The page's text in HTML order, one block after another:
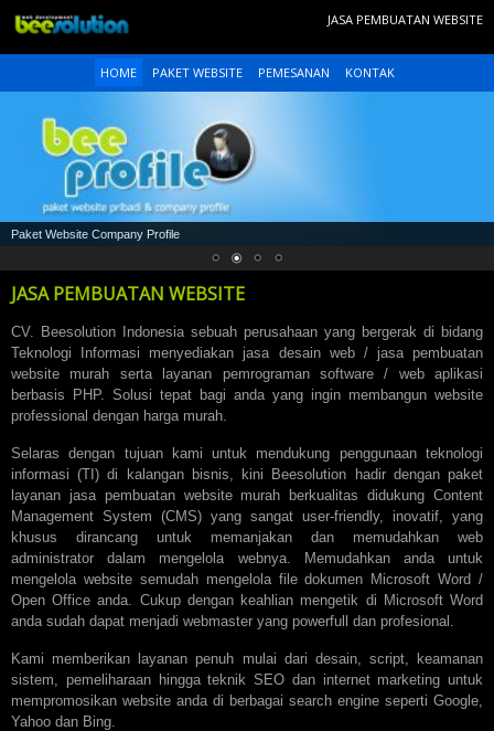
JASA PEMBUATAN WEBSITE
HOME PAKET WEBSITE PEMESANAN KONTAK
Paket Website Company Profile
JASA PEMBUATAN WEBSITE
CV. Beesolution Indonesia sebuah perusahaan yang bergerak di bidang
Teknologi Informasi menyediakan jasa desain web / jasa pembuatan
website murah serta layanan pemrograman software / web aplikasi
berbasis PHP. Solusi tepat bagi anda yang ingin membangun website
professional dengan harga murah.
Selaras dengan tujuan kami untuk mendukung penggunaan teknologi
informasi (TI) di kalangan bisnis, kini Beesolution hadir dengan paket
layanan jasa pembuatan website murah berkualitas didukung Content
Management System (CMS) yang sangat user-friendly, inovatif, yang
khusus dirancang untuk memanjakan dan memudahkan web
administrator dalam mengelola webnya. Memudahkan anda untuk
mengelola website semudah mengelola file dokumen Microsoft Word /
Open Office anda. Cukup dengan keahlian mengetik di Microsoft Word
anda sudah dapat menjadi webmaster yang powerfull dan profesional.
Kami memberikan layanan penuh mulai dari desain, script, keamanan
sistem, pemeliharaan hingga teknik SEO dan internet marketing untuk
mempromosikan website anda di berbagai search engine seperti Google,
Yahoo dan Bing.